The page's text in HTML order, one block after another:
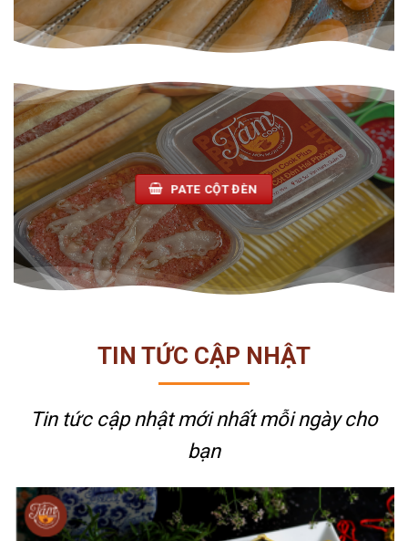
PATE CỘT ĐÈN
TIN TỨC CẬP NHẬT
Tin tức cập nhật mới nhấtmỗi ngày cho
bạn